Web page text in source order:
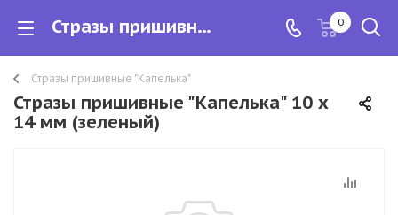
Стразы пришивные "Капелька" 10 х 14 мм (зеленый) 0
Стразы пришивные "Капелька"
Стразы пришивные "Капелька" 10 х
14 мм (зеленый)